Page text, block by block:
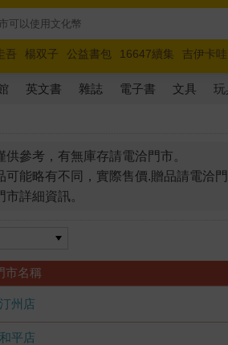
吾 楊双子 公益書包 16647續集 吉伊卡哇
路邊攤新作 馬斯克 玩具總動員5 超慢跑
英文書 雜誌 電子書 文具 玩
參考，有無庫存請電洽門市。
能略有不同，實際售價.贈品請電洽門
詳細資訊。
市名稱
汀州店
和平店